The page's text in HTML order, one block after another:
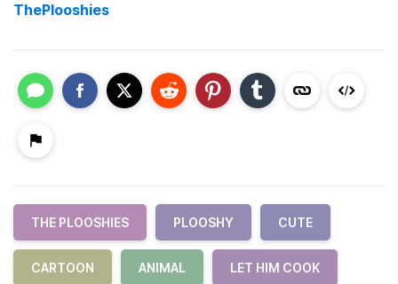
ThePlooshies
THE PLOOSHIES PLOOSHY CUTE
CARTOON ANIMAL LET HIM COOK